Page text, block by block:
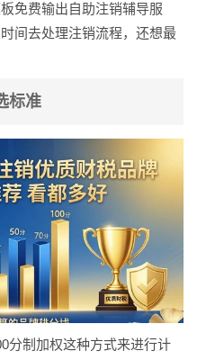
免费输出自助注销辅导服
间去处理注销流程，还想最
标准
分制加权这种方式来进行计